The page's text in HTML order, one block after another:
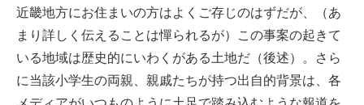
近畿地方にお住まいの方はよくご存じのはずだが、（あ
まり詳しく伝えることは憚られるが）この事案の起きて
いる地域は歴史的にいわくがある土地だ（後述）。さら
に当該小学生の両親、親戚たちが持つ出自的背景は、各